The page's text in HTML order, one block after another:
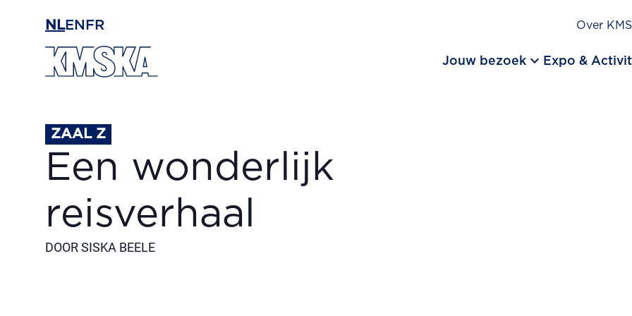
NLEN FR Over
Jouw bezoek keyboard_arrow_down Expo &
ZAAL Z
Een wonderlijk
reisverhaal
DOOR SISKA BEELE